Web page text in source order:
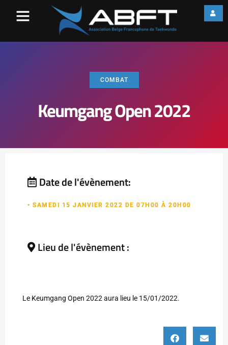
COMBAT
Keumgang Open 2022
Date de l'évènement:
• SAMEDI 15 JANVIER 2022 DE 07H00 À 20H00
Lieu de l'évènement :
Le Keumgang Open 2022 aura lieu le 15/01/2022.